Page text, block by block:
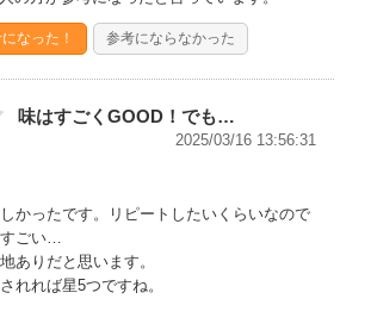
なった！ 参考にならなかった
味はすごくGOOD！でも…
2025/03/16 13:56:31
かったです。リピートしたいくらいなので
すごい…
ありだと思います。
れれば星5つですね。